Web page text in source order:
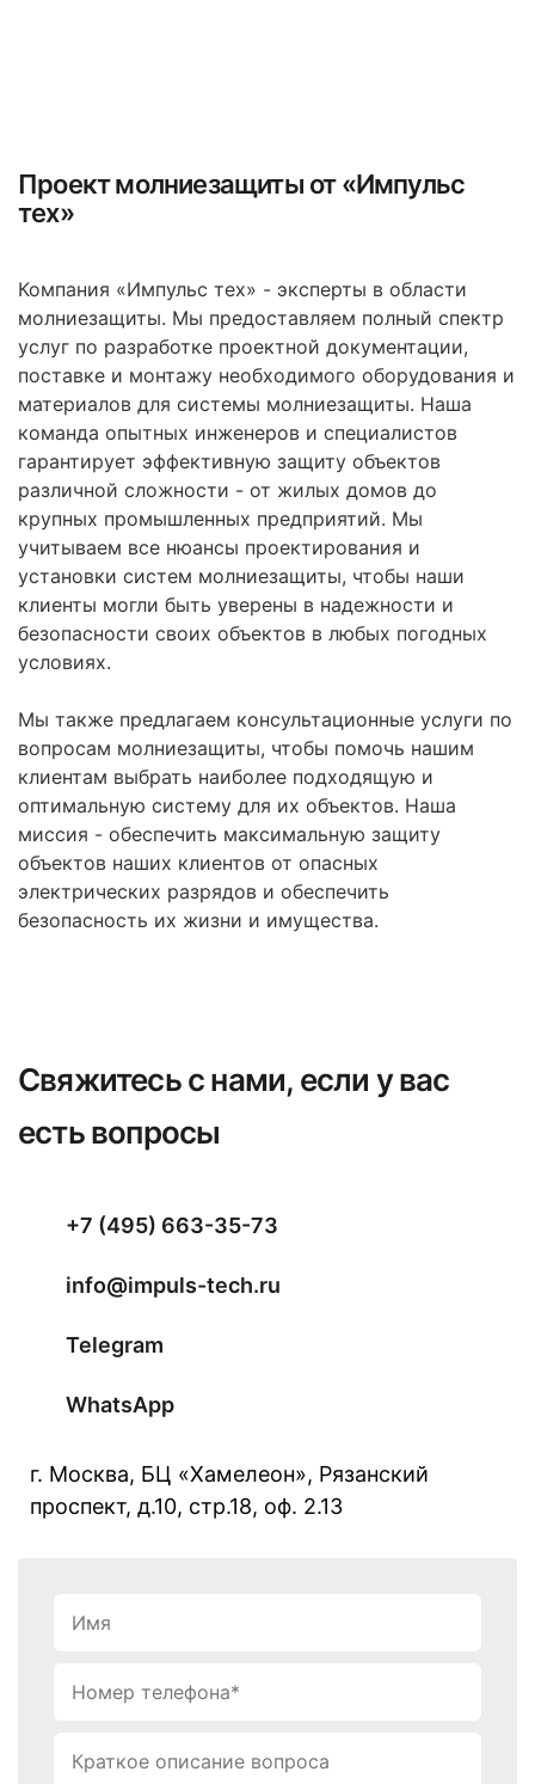
Проект молниезащиты от «Импульс
тех»
Компания «Импульс тех» - эксперты в области
молниезащиты. Мы предоставляем полный спектр
услуг по разработке проектной документации,
поставке и монтажу необходимого оборудования и
материалов для системы молниезащиты. Наша
команда опытных инженеров и специалистов
гарантирует эффективную защиту объектов
различной сложности - от жилых домов до
крупных промышленных предприятий. Мы
учитываем все нюансы проектирования и
установки систем молниезащиты, чтобы наши
клиенты могли быть уверены в надежности и
безопасности своих объектов в любых погодных
условиях.
Мы также предлагаем консультационные услуги по
вопросам молниезащиты, чтобы помочь нашим
клиентам выбрать наиболее подходящую и
оптимальную систему для их объектов. Наша
миссия - обеспечить максимальную защиту
объектов наших клиентов от опасных
электрических разрядов и обеспечить
безопасность их жизни и имущества.
Свяжитесь с нами, если у вас
есть вопросы
+7 (495) 663-35-73
Telegram
info@impuls-tech.ru
WhatsApp
г. Москва, БЦ «Хамелеон», Рязанский
проспект, д.10, стр.18, оф. 2.13